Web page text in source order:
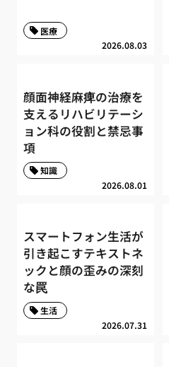
2026.08.03
医療
顔面神経麻痺の治療を
支えるリハビリテーシ
ョン科の役割と禁忌事
項
2026.08.01
知識
スマートフォン生活が
引き起こすテキストネ
ックと顔の歪みの深刻
な罠
2026.07.31
生活